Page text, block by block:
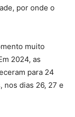
por onde o
muito
2024, as
para 24
nos dias 26, 27 e